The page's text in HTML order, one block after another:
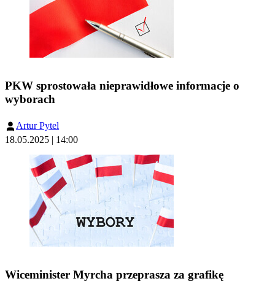
PKW sprostowała nieprawidłowe informacje o
wyborach
Artur Pytel
18.05.2025 | 14:00
Wiceminister Myrcha przeprasza za grafikę